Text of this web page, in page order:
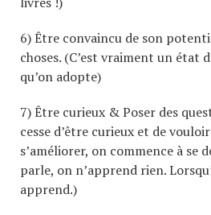
6) Être convaincu de son
choses. (C’est vraiment un état
qu’on adopte)
7) Être curieux & Poser des
cesse d’être curieux et de
s’améliorer, on commence à se
parle, on n’apprend rien.
apprend.)